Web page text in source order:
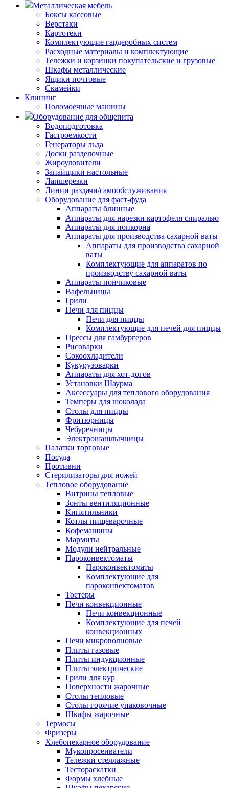
Металлическая мебель
Боксы кассовые
Верстаки
Картотеки
Комплектующие гардеробных систем
Расходные материалы и комплектующие
Тележки и корзинки покупательские и грузовые
Шкафы металлические
Ящики почтовые
Скамейки
Клининг
Поломоечные машины
Оборудование для общепита
Водоподготовка
Гастроемкости
Генераторы льда
Доски разделочные
Жироуловители
Запайщики настольные
Лапшерезки
Линии раздачи/самообслуживания
Оборудование для фаст-фуда
Аппараты блинные
Аппараты для нарезки картофеля спиралью
Аппараты для попкорна
Аппараты для производства сахарной ваты
Аппараты для производства сахарной
ваты
Комплектующие для аппаратов по
производству сахарной ваты
Аппараты пончиковые
Вафельницы
Грили
Печи для пиццы
Печи для пиццы
Комплектующие для печей для пиццы
Прессы для гамбургеров
Рисоварки
Сокоохладители
Кукурузоварки
Аппараты для хот-догов
Установки Шаурма
Аксессуары для теплового оборудования
Темперы для шоколада
Столы для пиццы
Фритюрницы
Чебуречницы
Электрошашлычницы
Палатки торговые
Посуда
Противни
Стерилизаторы для ножей
Тепловое оборудование
Витрины тепловые
Зонты вентиляционные
Кипятильники
Котлы пищеварочные
Кофемашины
Мармиты
Модули нейтральные
Пароконвектоматы
Пароконвектоматы
Комплектующие для
пароконвектоматов
Тостеры
Печи конвекционные
Печи конвекционные
Комплектующие для печей
конвекционных
Печи микроволновые
Плиты газовые
Плиты индукционные
Плиты электрические
Грили для кур
Поверхности жарочные
Столы тепловые
Столы горячие упаковочные
Шкафы жарочные
Термосы
Фризеры
Хлебопекарное оборудование
Мукопросеиватели
Тележки стеллажные
Тестораскатки
Формы хлебные